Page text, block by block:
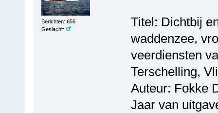
Berichten: 656
Geslacht:
Titel: Dichtbij
waddenzee,
veerdiensten
Terschelling,
Auteur: Fokke
Jaar van